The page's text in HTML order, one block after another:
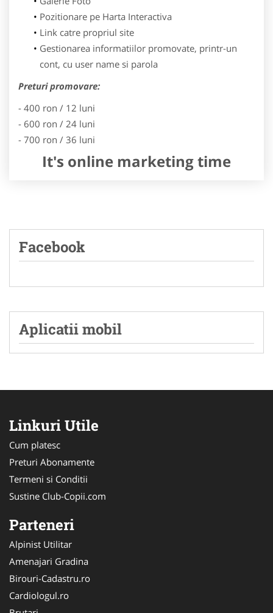
Pozitionare pe Harta Interactiva
Link catre propriul site
Gestionarea informatiilor promovate, printr-un
cont, cu user name si parola
Preturi promovare:
- 400 ron / 12 luni
- 600 ron / 24 luni
- 700 ron / 36 luni
It's online marketing time
Facebook
Aplicatii mobil
Linkuri Utile
Cum platesc
Preturi Abonamente
Termeni si Conditii
Sustine Club-Copii.com
Parteneri
Alpinist Utilitar
Amenajari Gradina
Birouri-Cadastru.ro
Cardiologul.ro